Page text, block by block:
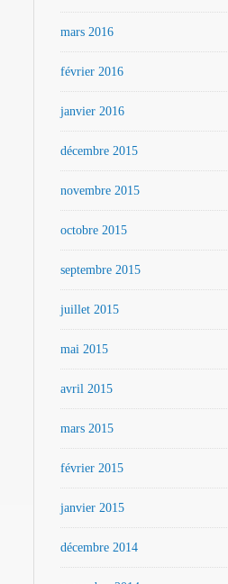
mars 2016
février 2016
janvier 2016
décembre 2015
novembre 2015
octobre 2015
septembre 2015
juillet 2015
mai 2015
avril 2015
mars 2015
février 2015
janvier 2015
décembre 2014